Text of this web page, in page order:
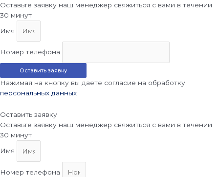
Оставьте заявку наш менеджер свяжиться с вами в течении
30 минут
Имя
Номер телефона
Оставить заявку
Нажимая на кнопку вы даете согласие на обработку
персональных данных
Оставить заявку
Оставьте заявку наш менеджер свяжиться с вами в течении
30 минут
Имя
Номер телефона